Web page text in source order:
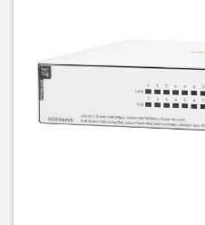
Quality of Service (QoS) and
efficiency
Fan-less with Energy Efficient
Class B certified for home office
Switch Aruba